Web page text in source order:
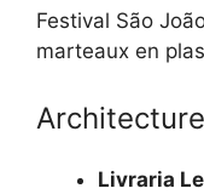
Festival São
marteaux en
Livraria